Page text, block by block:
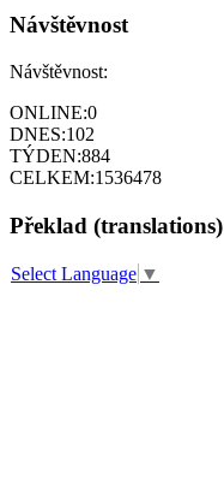
Návštěvnost
Návštěvnost:
ONLINE:0
DNES:102
TÝDEN:884
CELKEM:1536478
Překlad (translations)
Select Language ▼